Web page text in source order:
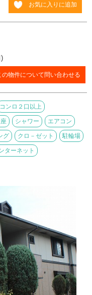
お気に入りに追加
の物件について問い合わせる
コンロ２口以上
シャワー エアコン
グ クロ－ゼット 駐輪場
ターネット